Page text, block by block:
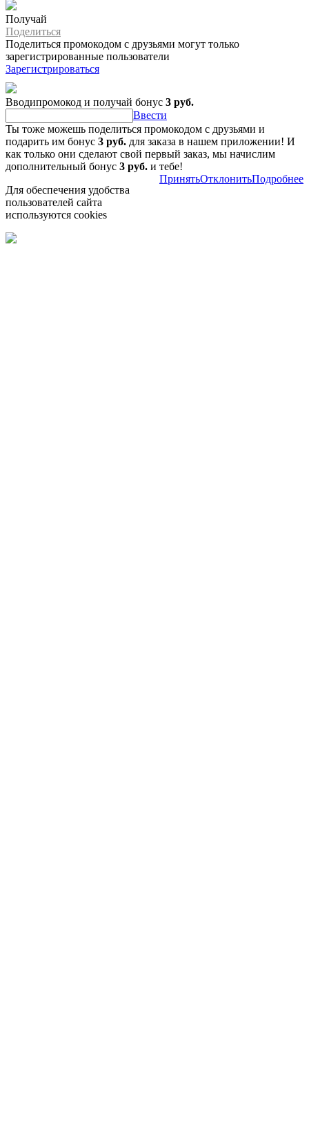
Получай
Поделиться
Поделиться промокодом с друзьями могут только
зарегистрированные пользователи
Зарегистрироваться
Вводипромокод и получай бонус 3 руб.
Ввести
Ты тоже можешь поделиться промокодом с друзьями и
подарить им бонус 3 руб. для заказа в нашем приложении! И
как только они сделают свой первый заказ, мы начислим
дополнительный бонус 3 руб. и тебе!
Для обеспечения удобства
пользователей сайта
используются cookies
ПринятьОтклонитьПодробнее